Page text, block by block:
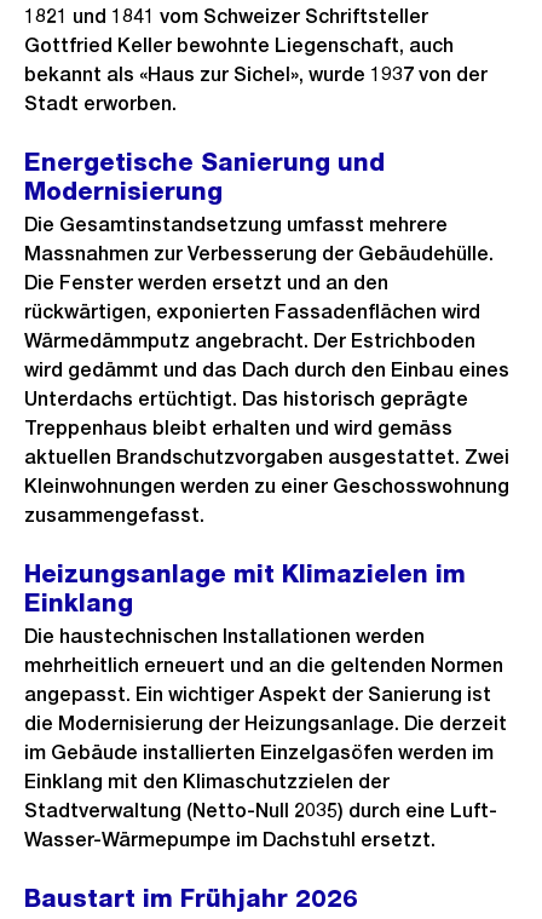
1821 und 1841 vom Schweizer Schriftsteller
Gottfried Keller bewohnte Liegenschaft, auch
bekannt als «Haus zur Sichel», wurde 1937 von der
Stadt erworben.
Energetische Sanierung und
Modernisierung
Die Gesamtinstandsetzung umfasst mehrere
Massnahmen zur Verbesserung der Gebäudehülle.
Die Fenster werden ersetzt und an den
rückwärtigen, exponierten Fassadenflächen wird
Wärmedämmputz angebracht. Der Estrichboden
wird gedämmt und das Dach durch den Einbau eines
Unterdachs ertüchtigt. Das historisch geprägte
Treppenhaus bleibt erhalten und wird gemäss
aktuellen Brandschutzvorgaben ausgestattet. Zwei
Kleinwohnungen werden zu einer Geschosswohnung
zusammengefasst.
Heizungsanlage mit Klimazielen im
Einklang
Die haustechnischen Installationen werden
mehrheitlich erneuert und an die geltenden Normen
angepasst. Ein wichtiger Aspekt der Sanierung ist
die Modernisierung der Heizungsanlage. Die derzeit
im Gebäude installierten Einzelgasöfen werden im
Einklang mit den Klimaschutzzielen der
Stadtverwaltung (Netto-Null 2035) durch eine Luft-
Wasser-Wärmepumpe im Dachstuhl ersetzt.
Baustart im Frühjahr 2026